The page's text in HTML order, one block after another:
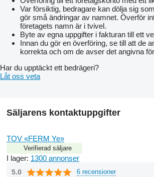
Var försiktig, bedragare kan dölja sig
gör små ändringar av namnet. Överför
företagets namn är i tvivel.
Byte av egna uppgifter i fakturan till ett
Innan du gör en överföring, se till att de
korrekta och om de avser det angivna
Har du upptäckt ett bedrägeri?
Låt oss veta
Säljarens kontaktuppgifter
TOV «FERM Ye»
Verifierad säljare
I lager: 1300 annonser
5.0 6 recensioner